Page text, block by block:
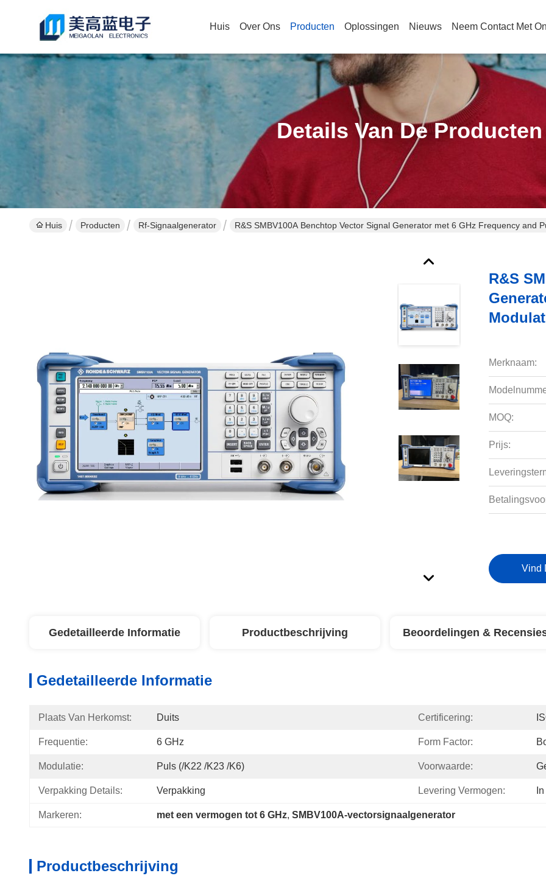
Huis Over Ons Producten Oplossingen Nieuws Neem Contact Met
Details Van De Producten
Huis Producten Rf-Signaalgenerator R&S SMBV100A Benchtop Vector Signal Generator met 6 GHz Frequency and
R&S
Merknaam:
MOQ:
Prijs:
Vind
Gedetailleerde Informatie Productbeschrijving Beoordelingen &
Gedetailleerde Informatie
Plaats Van Herkomst: Duits Certificering:
Frequentie: 6 GHz Form Factor:
Modulatie: Puls (/K22 /K23 /K6) Voorwaarde:
Verpakking Details: Verpakking Levering Vermogen:
Markeren: met een vermogen tot 6 GHz, SMBV100A-vectorsignaalgenerator
Productbeschrijving